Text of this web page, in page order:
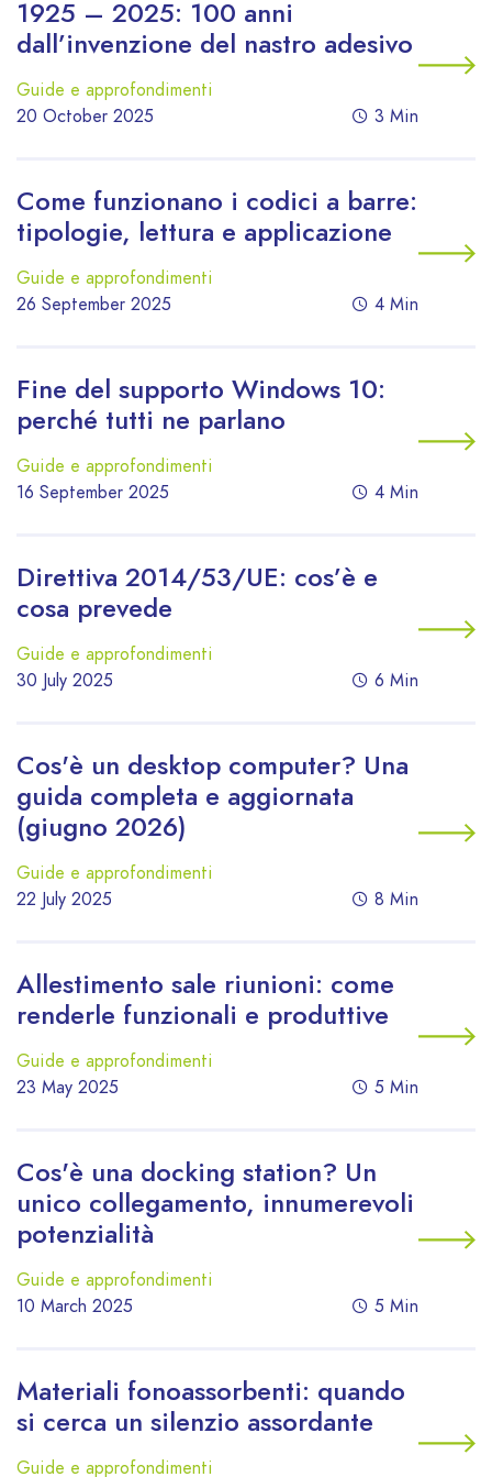
1925 – 2025: 100 anni
dall’invenzione del nastro adesivo
Guide e approfondimenti
20 October 2025
3 Min
Come funzionano i codici a barre:
tipologie, lettura e applicazione
Guide e approfondimenti
26 September 2025
4 Min
Fine del supporto Windows 10:
perché tutti ne parlano
Guide e approfondimenti
16 September 2025
4 Min
Direttiva 2014/53/UE: cos’è e
cosa prevede
Guide e approfondimenti
30 July 2025
6 Min
Cos'è un desktop computer? Una
guida completa e aggiornata
(giugno 2026)
Guide e approfondimenti
22 July 2025
8 Min
Allestimento sale riunioni: come
renderle funzionali e produttive
Guide e approfondimenti
23 May 2025
5 Min
Cos'è una docking station? Un
unico collegamento, innumerevoli
potenzialità
Guide e approfondimenti
10 March 2025
5 Min
Materiali fonoassorbenti: quando
si cerca un silenzio assordante
Guide e approfondimenti